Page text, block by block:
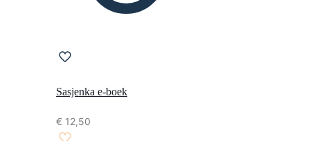
Sasjenka e-boek
€ 12,50